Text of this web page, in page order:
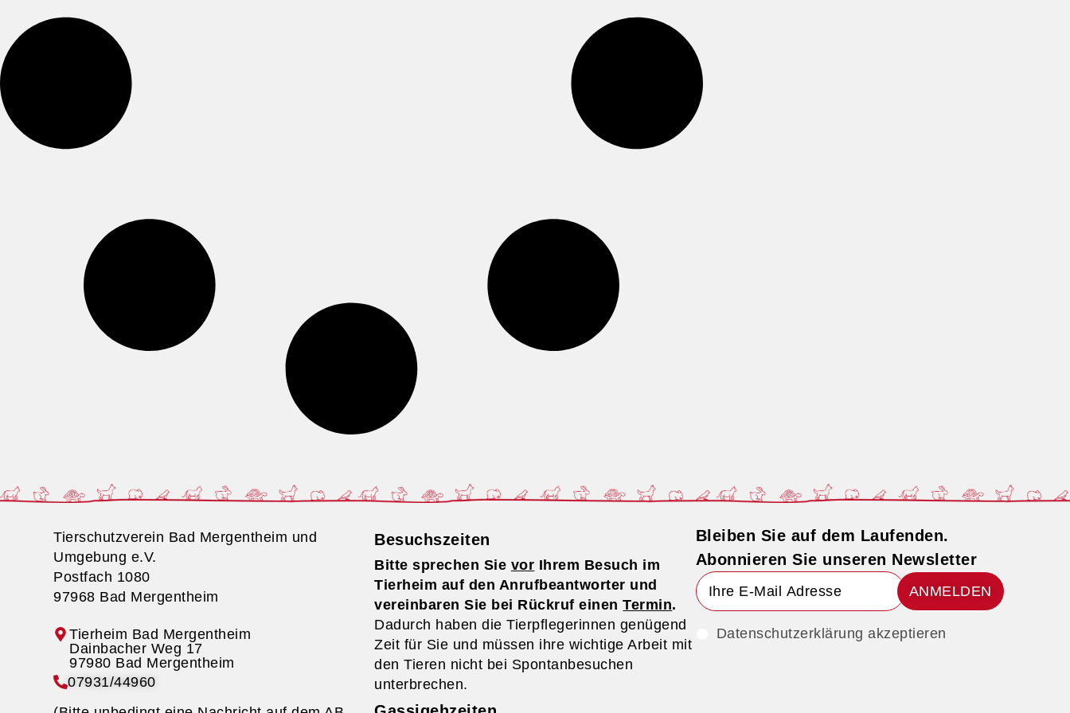
Tierschutzverein Bad Mergentheim und
Umgebung e.V.
Postfach 1080
97968 Bad Mergentheim
Tierheim Bad Mergentheim
07931/44960
Besuchszeiten
Bitte sprechen Sie vor Ihrem Besuch im
Tierheim auf den Anrufbeantworter und
vereinbaren Sie bei Rückruf einenTermin.
Dadurch haben die Tierpflegerinnen genügend
Zeit für Sie und müssen ihre wichtige Arbeit mit
den Tieren nicht bei Spontanbesuchen
unterbrechen.
Bleiben Sie auf dem Laufenden.
Abonnieren Sie unseren Newsletter
ANMELDEN
Datenschutzerklärung akzeptieren